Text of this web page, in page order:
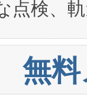
び知的
リキュ
におけ
げ調整
に至る
する事
ンター
をかけ
点検、
ルク材
」を発
ート
無